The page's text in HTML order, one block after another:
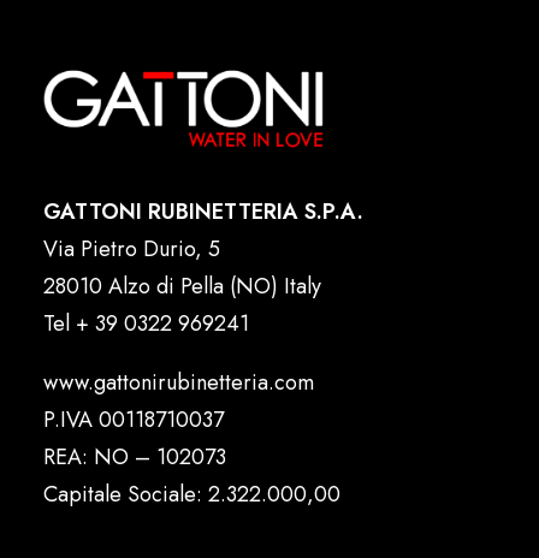
GATTONI RUBINETTERIA S.P.A.
Via Pietro Durio, 5
28010 Alzo di Pella (NO) Italy
Tel + 39 0322 969241
www.gattonirubinetteria.com
P.IVA 00118710037
REA: NO – 102073
Capitale Sociale: 2.322.000,00